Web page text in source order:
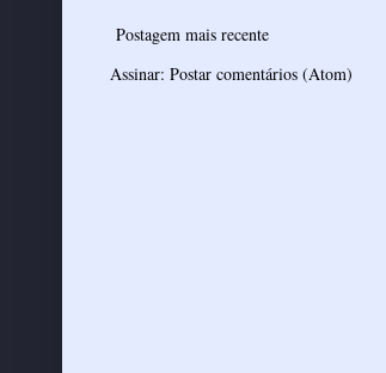
Postagem mais recente
Assinar: Postar comentários (Atom)